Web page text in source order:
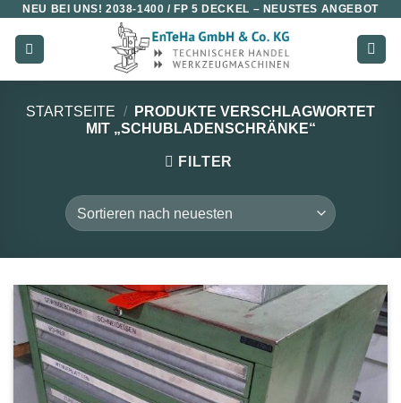
Zum
Inhalt
springen
NEU BEI UNS!2038-1400 / FP 5 DECKEL – NEUSTES ANGEBOT
STARTSEITE /
PRODUKTE VERSCHLAGWORTET
MIT „SCHUBLADENSCHRÄNKE“
FILTER